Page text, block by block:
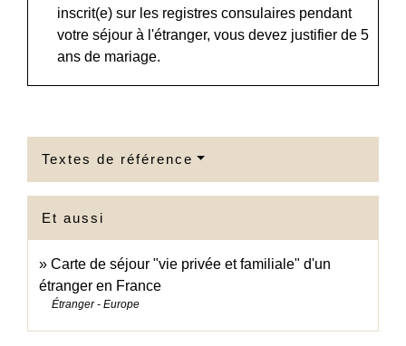
inscrit(e) sur les registres consulaires pendant
votre séjour à l'étranger, vous devez justifier de 5
ans de mariage.
Textes de référence
Et aussi
Carte de séjour "vie privée et familiale" d'un
étranger en France
Étranger - Europe